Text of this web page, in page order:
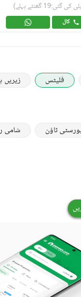
گئی:19 گھنٹے پہلے)
کال
فلیٹس
ٹاؤن شامی